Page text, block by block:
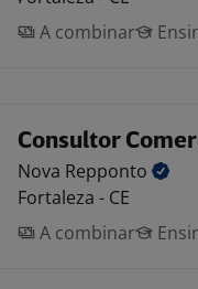
A combinar
Consultor
Nova Repponto
Fortaleza - CE
A combinar